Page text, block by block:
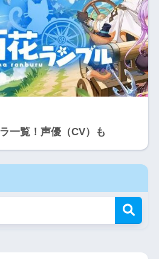
一覧！声優（CV）も